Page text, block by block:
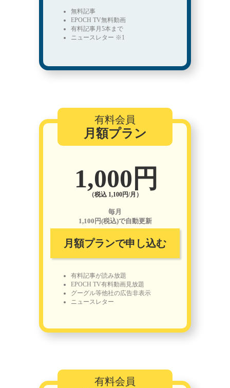
無料記事
EPOCH TV無料動画
有料記事月5本まで
ニュースレター ※1
有料会員
月額プラン
1,000円
（税込 1,100円/月）
毎月
1,100円(税込)で自動更新
月額プランで申し込む
有料記事が読み放題
EPOCH TV有料動画見放題
グーグル等他社の広告非表示
ニュースレター
有料会員